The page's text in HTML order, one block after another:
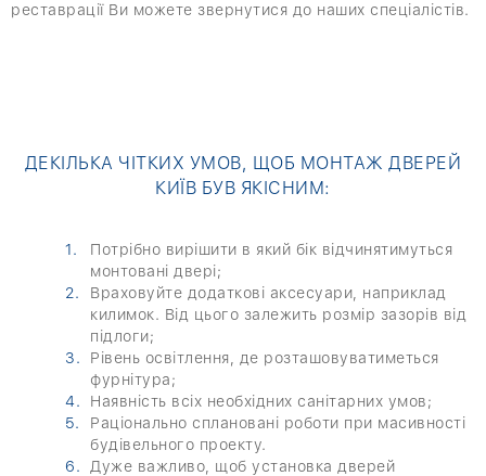
реставрації Ви можете звернутися до наших спеціалістів.
ДЕКІЛЬКА ЧІТКИХ УМОВ, ЩОБ МОНТАЖ ДВЕРЕЙ
КИЇВ БУВ ЯКІСНИМ:
Потрібно вирішити в який бік відчинятимуться
монтовані двері;
Враховуйте додаткові аксесуари, наприклад
килимок. Від цього залежить розмір зазорів від
підлоги;
Рівень освітлення, де розташовуватиметься
фурнітура;
Наявність всіх необхідних санітарних умов;
Раціонально сплановані роботи при масивності
будівельного проекту.
Дуже важливо, щоб установка дверей